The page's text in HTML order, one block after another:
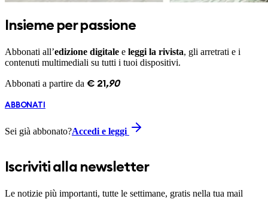
Insieme per passione
Abbonati all’edizione digitale e leggi la rivista, gli arretrati e i
contenuti multimediali su tutti i tuoi dispositivi.
Abbonati a partire da € 21 ,90
ABBONATI
Sei già abbonato?Accedi e leggi
Iscriviti alla newsletter
Le notizie più importanti, tutte le settimane, gratis nella tua mail